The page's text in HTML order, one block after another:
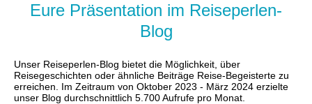
Eure Präsentation im Reiseperlen-
Blog
Unser Reiseperlen-Blog bietet die Möglichkeit, über
Reisegeschichten oder ähnliche Beiträge Reise-Begeisterte zu
erreichen. Im Zeitraum von Oktober 2023 - März 2024 erzielte
unser Blog durchschnittlich 5.700 Aufrufe pro Monat.